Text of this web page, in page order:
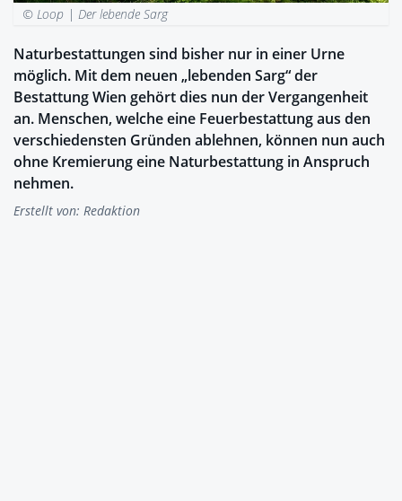
© Loop |Der lebende Sarg
Naturbestattungen sind bisher nur in einer Urne
möglich. Mit dem neuen „lebenden Sarg“ der
Bestattung Wien gehört dies nun der Vergangenheit
an. Menschen, welche eine Feuerbestattung aus den
verschiedensten Gründen ablehnen, können nun auch
ohne Kremierung eine Naturbestattung in Anspruch
nehmen.
Erstellt von: Redaktion